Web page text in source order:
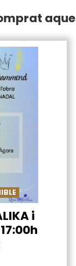
i